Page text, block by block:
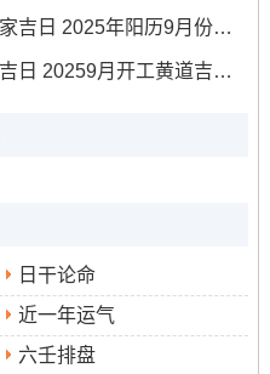
德合日”、星宿位吉利的“毕
“无”。
2025年阳历9月份搬家哪天好
月开工黄道吉日专用日历
日干论命
近一年运气
六壬排盘